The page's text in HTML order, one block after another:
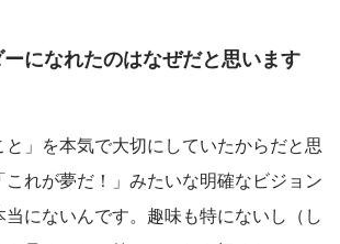
になれたのはなぜだと思います
と」を本気で大切にしていたからだと思
れが夢だ！」みたいな明確なビジョン
にないんです。趣味も特にないし（し